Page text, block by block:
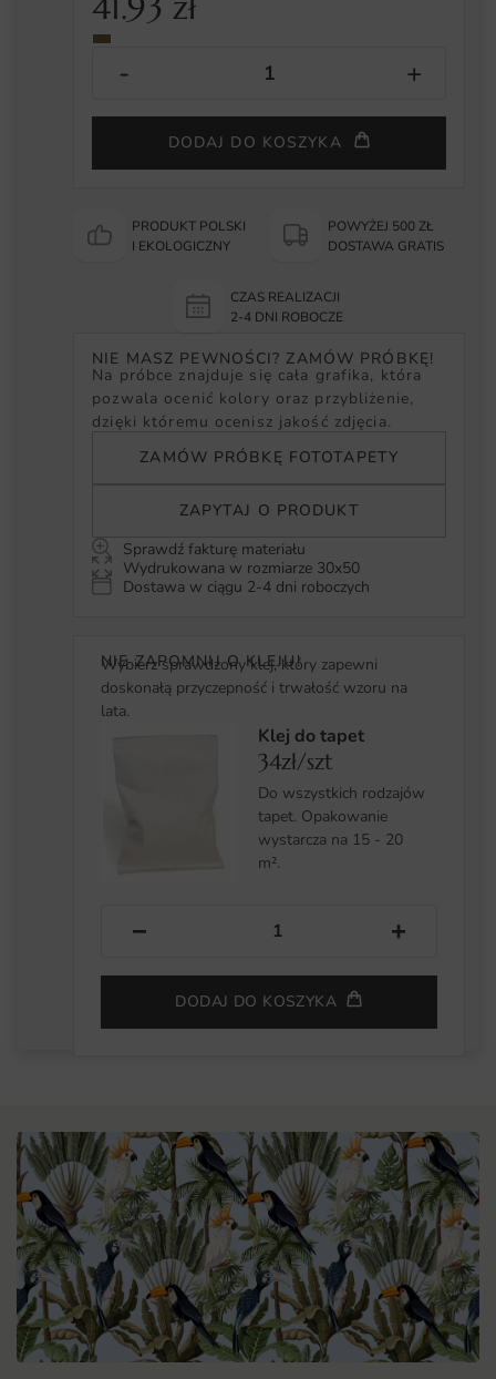
DODAJ DO KOSZYKA
PRODUKT POLSKI
I EKOLOGICZNY
POWYŻEJ 500 ZŁ
DOSTAWA GRATIS
CZAS REALIZACJI
2-4 DNI ROBOCZE
NIE MASZ PEWNOŚCI? ZAMÓW PRÓBKĘ!
Na próbce znajduje się cała grafika, która
pozwala ocenić kolory oraz przybliżenie,
dzięki któremu ocenisz jakość zdjęcia.
ZAMÓW PRÓBKĘ FOTOTAPETY
ZAPYTAJ O PRODUKT
Sprawdź fakturę materiału
Wydrukowana w rozmiarze 30x50
Dostawa w ciągu 2-4 dni roboczych
NIE ZAPOMNIJ O KLEJU!
Wybierz sprawdzony klej, który zapewni
doskonałą przyczepność i trwałość wzoru na
lata.
Klej do tapet
34zł/szt
Do wszystkich rodzajów
tapet. Opakowanie
wystarcza na 15 - 20
m².
− +
DODAJ DO KOSZYKA